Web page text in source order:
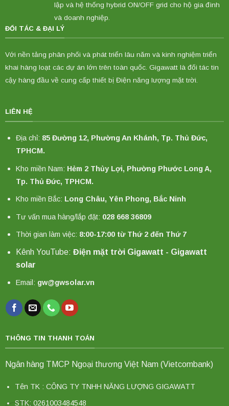
lập và hệ thống hybrid ON/OFF grid cho hộ gia đình
và doanh nghiệp.
ĐỐI TÁC & ĐẠI LÝ
Với nền tảng phân phối và phát triển lâu năm và kinh nghiệm triển
khai hàng loạt các dự án lớn trên toàn quốc. Gigawatt là đối tác tin
cậy hàng đầu về cung cấp thiết bị Điện năng lượng mặt trời.
LIÊN HỆ
Địa chỉ: 85 Đường 12, Phường An Khánh, Tp. Thủ Đức,
TPHCM.
Kho miền Nam: Hẻm 2 Thủy Lợi, Phường Phước Long A,
Tp. Thủ Đức, TPHCM.
Kho miền Bắc: Long Châu, Yên Phong, Bắc Ninh
Tư vấn mua hàng/lắp đặt: 028 668 36809
Thời gian làm việc: 8:00-17:00 từ Thứ 2 đến Thứ 7
Kênh YouTube: Điện mặt trời Gigawatt - Gigawatt
solar
Email: gw@gwsolar.vn
THÔNG TIN THANH TOÁN
Ngân hàng TMCP Ngoại thương Việt Nam (Vietcombank)
Tên TK : CÔNG TY TNHH NĂNG LƯỢNG GIGAWATT
STK: 0261003484548